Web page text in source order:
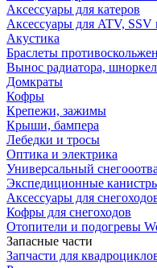
Аксессуары для катеров
Аксессуары для ATV,
Акустика
Браслеты
Вынос радиатора,
Домкраты
Кофры
Крепежи, зажимы
Крыши, бампера
Лебедки и тросы
Оптика и электрика
Универсальный
Экспедиционные
Аксессуары для
Кофры для снегоходов
Отопители и подогревы
Запасные части
Запчасти для